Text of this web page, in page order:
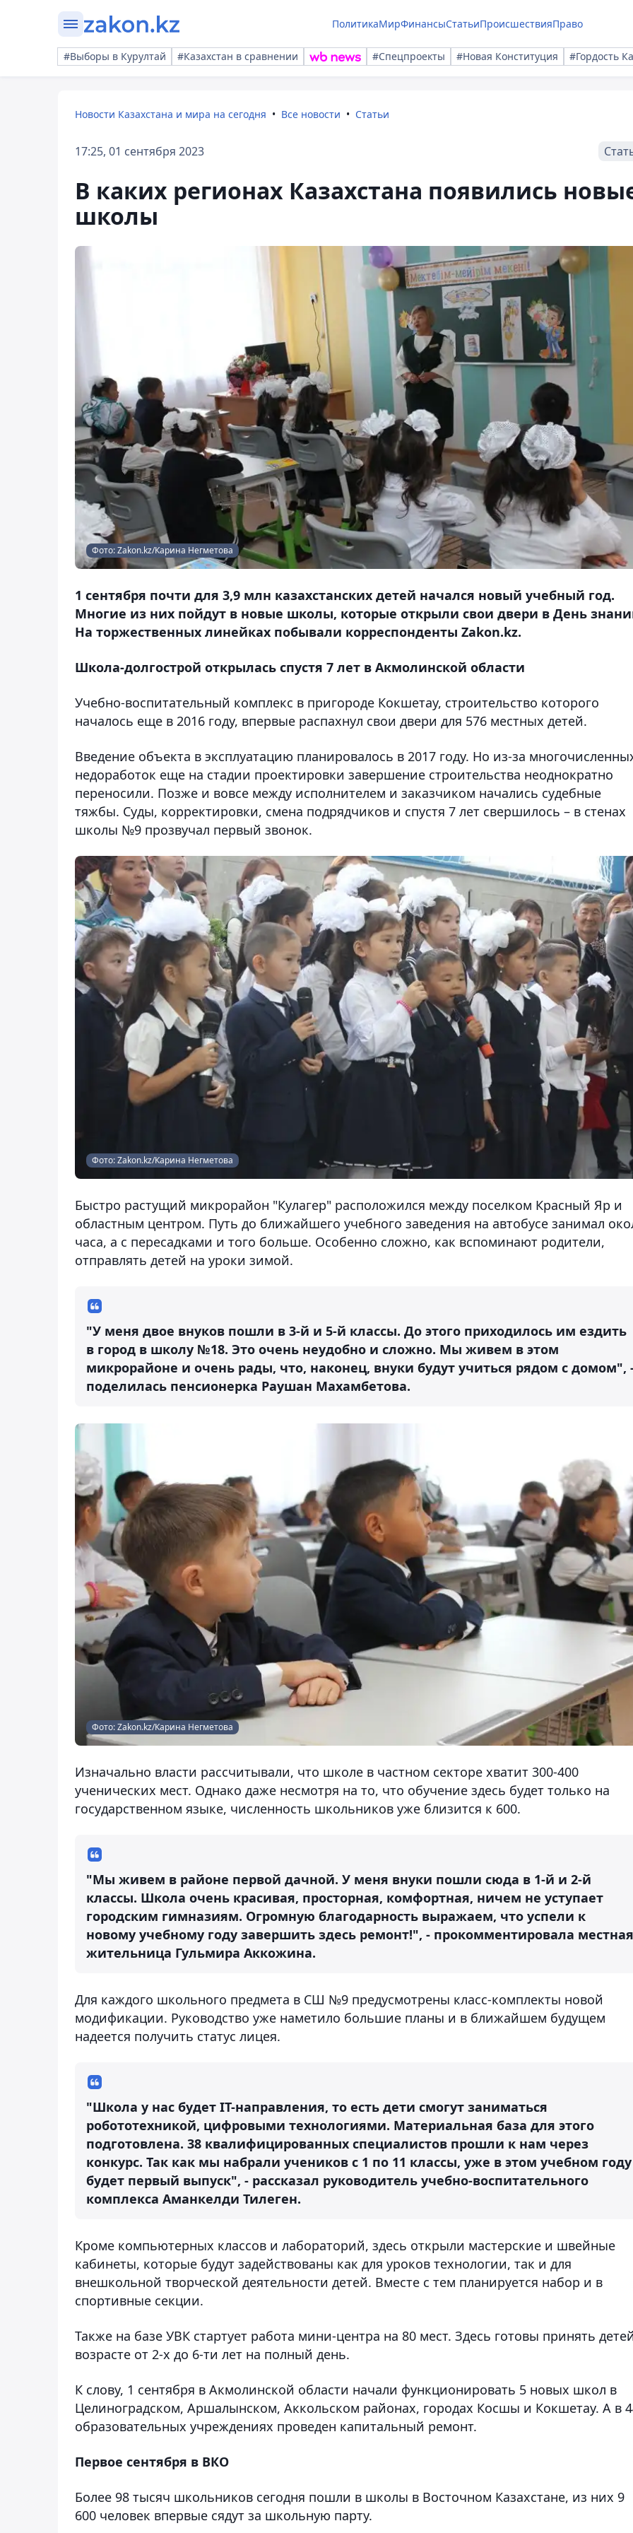
ПолитикаМирФинансыСтатьиПроисшествияПраво
#Выборы в Курултай #Казахстан в сравнении #Спецпроекты #Новая Конституция #Гордость
Новости Казахстана и мира на сегодня Все новости Статьи
17:25, 01 сентября 2023
В каких регионах Казахстана появились
школы
Фото: Zakon.kz/Карина Негметова
1 сентября почти для 3,9 млн казахстанских детей начался новый учебный год.
Многие из них пойдут в новые школы, которые открыли свои двери в День
На торжественных линейках побывали корреспонденты Zakon.kz.
Школа-долгострой открылась спустя 7 лет в Акмолинской области
Учебно-воспитательный комплекс в пригороде Кокшетау, строительство которого
началось еще в 2016 году, впервые распахнул свои двери для 576 местных детей.
Введение объекта в эксплуатацию планировалось в 2017 году. Но из-за
недоработок еще на стадии проектировки завершение строительства неоднократно
переносили. Позже и вовсе между исполнителем и заказчиком начались судебные
тяжбы. Суды, корректировки, смена подрядчиков и спустя 7 лет свершилось – в стенах
школы №9 прозвучал первый звонок.
Фото: Zakon.kz/Карина Негметова
Быстро растущий микрорайон "Кулагер" расположился между поселком Красный Яр и
областным центром. Путь до ближайшего учебного заведения на автобусе занимал
часа, а с пересадками и того больше. Особенно сложно, как вспоминают родители,
отправлять детей на уроки зимой.
"У меня двое внуков пошли в 3-й и 5-й классы. До этого приходилось им ездить
в город в школу №18. Это очень неудобно и сложно. Мы живем в этом
микрорайоне и очень рады, что, наконец, внуки будут учиться рядом с домом",
поделилась пенсионерка Раушан Махамбетова.
Фото: Zakon.kz/Карина Негметова
Изначально власти рассчитывали, что школе в частном секторе хватит 300-400
ученических мест. Однако даже несмотря на то, что обучение здесь будет только на
государственном языке, численность школьников уже близится к 600.
"Мы живем в районе первой дачной. У меня внуки пошли сюда в 1-й и 2-й
классы. Школа очень красивая, просторная, комфортная, ничем не уступает
городским гимназиям. Огромную благодарность выражаем, что успели к
новому учебному году завершить здесь ремонт!", - прокомментировала местная
жительница Гульмира Аккожина.
Для каждого школьного предмета в СШ №9 предусмотрены класс-комплекты новой
модификации. Руководство уже наметило большие планы и в ближайшем будущем
надеется получить статус лицея.
"Школа у нас будет IT-направления, то есть дети смогут заниматься
робототехникой, цифровыми технологиями. Материальная база для этого
подготовлена. 38 квалифицированных специалистов прошли к нам через
конкурс. Так как мы набрали учеников с 1 по 11 классы, уже в этом учебном году
будет первый выпуск", - рассказал руководитель учебно-воспитательного
комплекса Аманкелди Тилеген.
Кроме компьютерных классов и лабораторий, здесь открыли мастерские и швейные
кабинеты, которые будут задействованы как для уроков технологии, так и для
внешкольной творческой деятельности детей. Вместе с тем планируется набор и в
спортивные секции.
Также на базе УВК стартует работа мини-центра на 80 мест. Здесь готовы принять
возрасте от 2-х до 6-ти лет на полный день.
К слову, 1 сентября в Акмолинской области начали функционировать 5 новых школ в
Целиноградском, Аршалынском, Аккольском районах, городах Косшы и Кокшетау. А в
образовательных учреждениях проведен капитальный ремонт.
Первое сентября в ВКО
Более 98 тысяч школьников сегодня пошли в школы в Восточном Казахстане, из них 9
600 человек впервые сядут за школьную парту.